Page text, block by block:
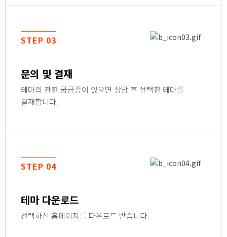
STEP 03
문의 및 결재
테마의 관한 궁금증이 있으면 상담 후 선택한 테마를
결재합니다.
STEP 04
테마 다운로드
선택하신 홈페이지를 다운로드 받습니다.